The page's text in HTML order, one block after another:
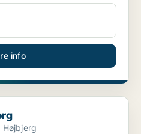
info